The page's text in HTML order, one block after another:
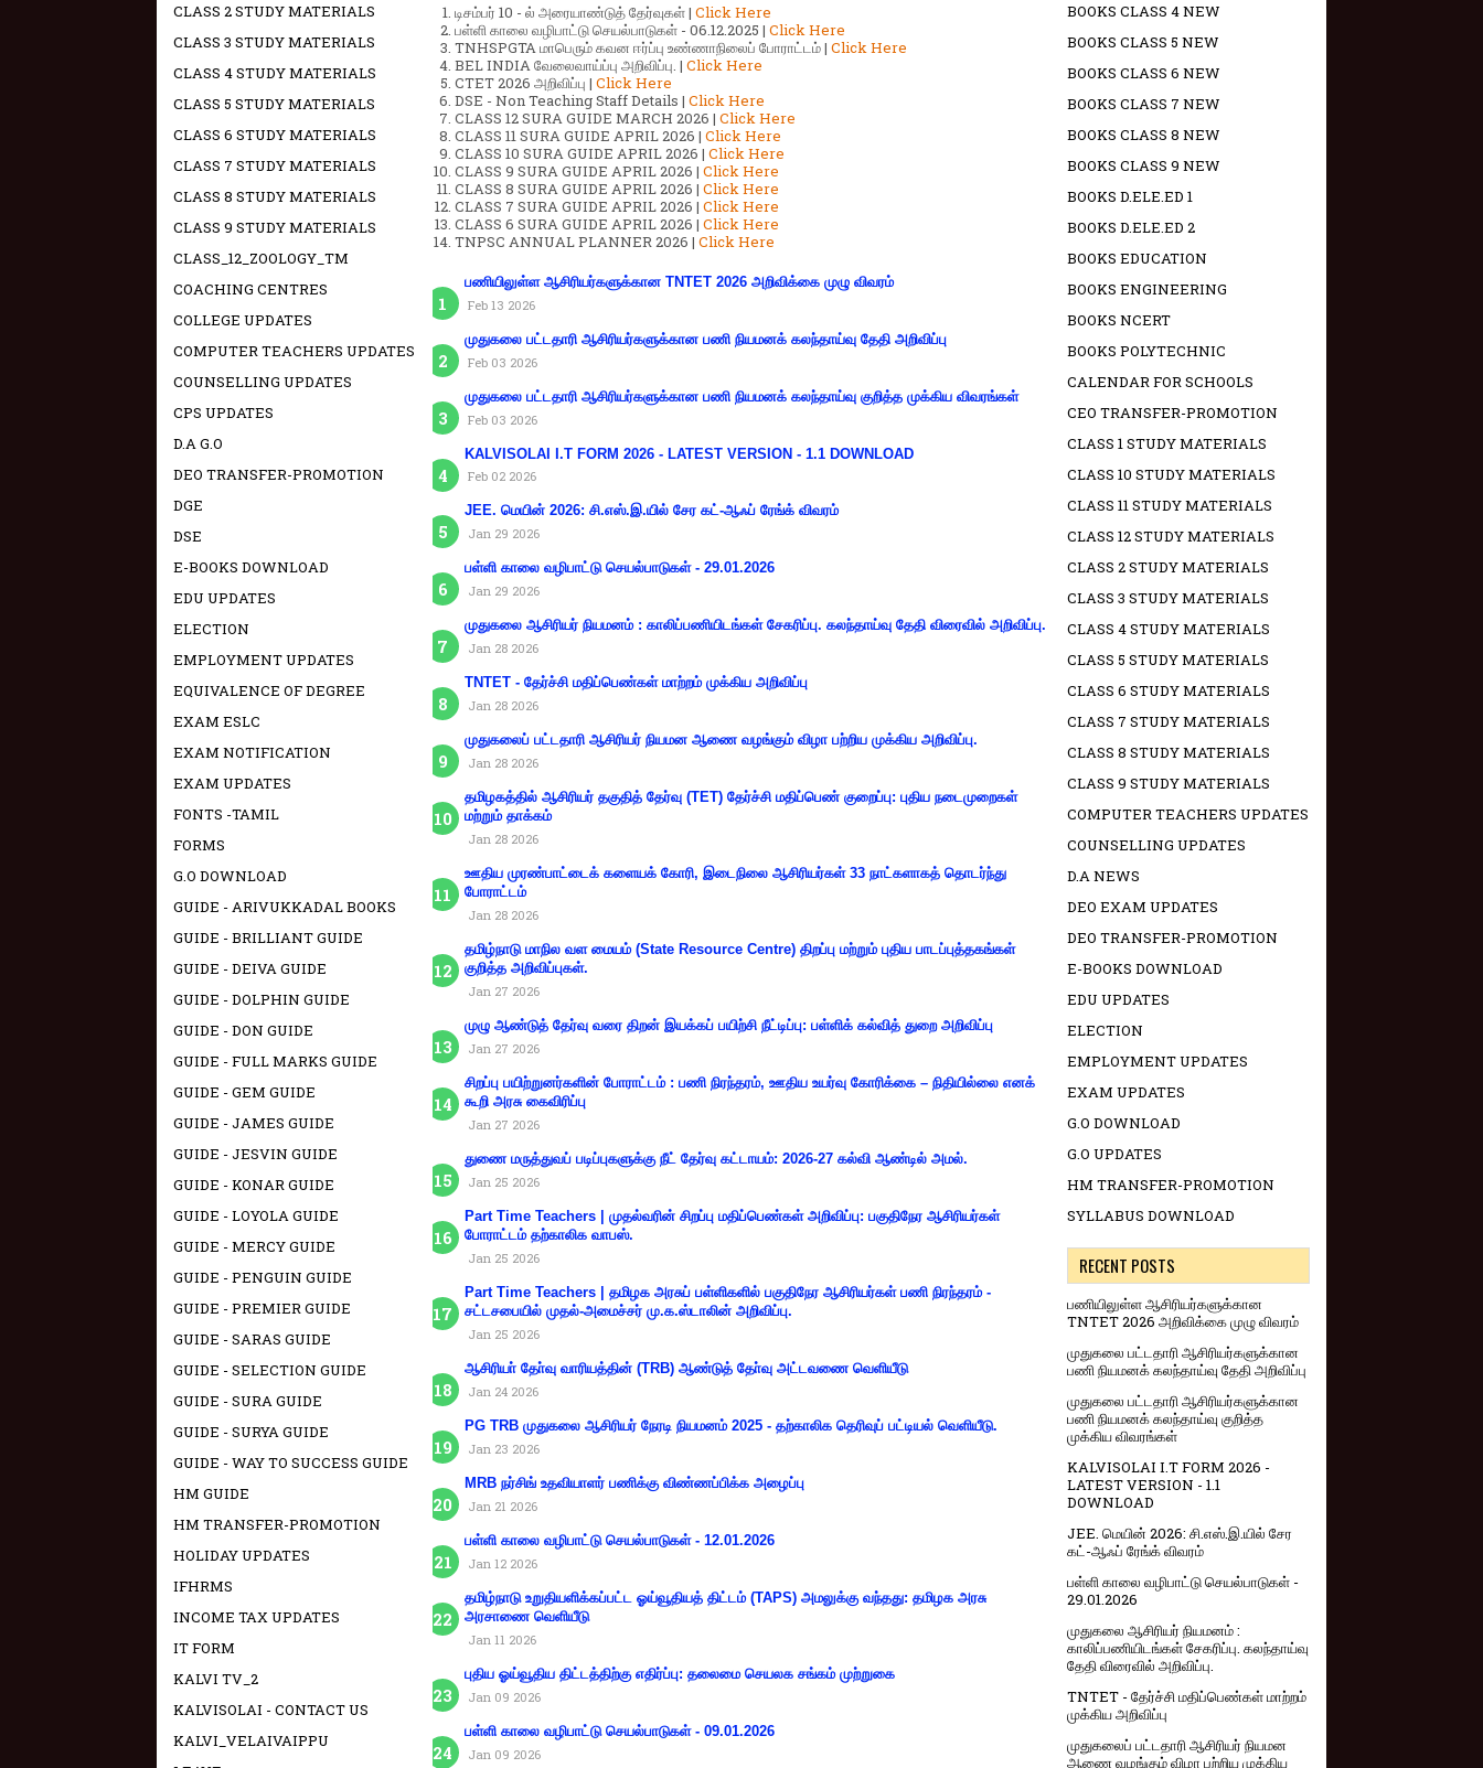
டிசம்பர் 10 - ல் அரையாண்டுத் தேர்வுகள் | Click Here
பள்ளி காலை வழிபாட்டு செயல்பாடுகள் - 06.12.2025 | Click Here
TNHSPGTA மாபெரும் கவன ஈர்ப்பு உண்ணாநிலைப் போராட்டம் | Click Here
BEL INDIA வேலைவாய்ப்பு அறிவிப்பு. | Click Here
CTET 2026 அறிவிப்பு | Click Here
DSE - Non Teaching Staff Details | Click Here
CLASS 12 SURA GUIDE MARCH 2026 | Click Here
CLASS 11 SURA GUIDE APRIL 2026 | Click Here
CLASS 10 SURA GUIDE APRIL 2026 | Click Here
CLASS 9 SURA GUIDE APRIL 2026 | Click Here
CLASS 8 SURA GUIDE APRIL 2026 | Click Here
CLASS 7 SURA GUIDE APRIL 2026 | Click Here
CLASS 6 SURA GUIDE APRIL 2026 | Click Here
TNPSC ANNUAL PLANNER 2026 | Click Here
பணியிலுள்ள ஆசிரியர்களுக்கான TNTET 2026 அறிவிக்கை முழு விவரம்
Feb 13 2026
முதுகலை பட்டதாரி ஆசிரியர்களுக்கான பணி நியமனக் கலந்தாய்வு தேதி அறிவிப்பு
Feb 03 2026
முதுகலை பட்டதாரி ஆசிரியர்களுக்கான பணி நியமனக் கலந்தாய்வு குறித்த முக்கிய விவரங்கள்
Feb 03 2026
KALVISOLAI I.T FORM 2026 - LATEST VERSION - 1.1 DOWNLOAD
Feb 02 2026
JEE. மெயின் 2026: சி.எஸ்.இ.யில் சேர கட்-ஆஃப் ரேங்க் விவரம்
Jan 29 2026
பள்ளி காலை வழிபாட்டு செயல்பாடுகள் - 29.01.2026
Jan 29 2026
முதுகலை ஆசிரியர் நியமனம் : காலிப்பணியிடங்கள் சேகரிப்பு. கலந்தாய்வு தேதி விரைவில் அறிவிப்பு.
Jan 28 2026
TNTET - தேர்ச்சி மதிப்பெண்கள் மாற்றம் முக்கிய அறிவிப்பு
Jan 28 2026
முதுகலைப் பட்டதாரி ஆசிரியர் நியமன ஆணை வழங்கும் விழா பற்றிய முக்கிய அறிவிப்பு.
Jan 28 2026
தமிழகத்தில் ஆசிரியர் தகுதித் தேர்வு (TET) தேர்ச்சி மதிப்பெண் குறைப்பு: புதிய நடைமுறைகள்
மற்றும் தாக்கம்
Jan 28 2026
ஊதிய முரண்பாட்டைக் களையக் கோரி, இடைநிலை ஆசிரியர்கள் 33 நாட்களாகத் தொடர்ந்து
போராட்டம்
Jan 28 2026
தமிழ்நாடு மாநில வள மையம் (State Resource Centre) திறப்பு மற்றும் புதிய பாடப்புத்தகங்கள்
குறித்த அறிவிப்புகள்.
Jan 27 2026
முழு ஆண்டுத் தேர்வு வரை திறன் இயக்கப் பயிற்சி நீட்டிப்பு: பள்ளிக் கல்வித் துறை அறிவிப்பு
Jan 27 2026
சிறப்பு பயிற்றுனர்களின் போராட்டம் : பணி நிரந்தரம், ஊதிய உயர்வு கோரிக்கை – நிதியில்லை எனக்
கூறி அரசு கைவிரிப்பு
Jan 27 2026
துணை மருத்துவப் படிப்புகளுக்கு நீட் தேர்வு கட்டாயம்: 2026-27 கல்வி ஆண்டில் அமல்.
Jan 25 2026
Part Time Teachers | முதல்வரின் சிறப்பு மதிப்பெண்கள் அறிவிப்பு: பகுதிநேர ஆசிரியர்கள்
போராட்டம் தற்காலிக வாபஸ்.
Jan 25 2026
Part Time Teachers | தமிழக அரசுப் பள்ளிகளில் பகுதிநேர ஆசிரியர்கள் பணி நிரந்தரம் -
சட்டசபையில் முதல்-அமைச்சர் மு.க.ஸ்டாலின் அறிவிப்பு.
Jan 25 2026
ஆசிரியா் தோ்வு வாரியத்தின் (TRB) ஆண்டுத் தோ்வு அட்டவணை வெளியீடு
Jan 24 2026
PG TRB முதுகலை ஆசிரியர் நேரடி நியமனம் 2025 - தற்காலிக தெரிவுப் பட்டியல் வெளியீடு.
Jan 23 2026
MRB நர்சிங் உதவியாளர் பணிக்கு விண்ணப்பிக்க அழைப்பு
Jan 21 2026
பள்ளி காலை வழிபாட்டு செயல்பாடுகள் - 12.01.2026
Jan 12 2026
தமிழ்நாடு உறுதியளிக்கப்பட்ட ஓய்வூதியத் திட்டம் (TAPS) அமலுக்கு வந்தது: தமிழக அரசு
அரசாணை வெளியீடு
Jan 11 2026
புதிய ஓய்வூதிய திட்டத்திற்கு எதிர்ப்பு: தலைமை செயலக சங்கம் முற்றுகை
Jan 09 2026
பள்ளி காலை வழிபாட்டு செயல்பாடுகள் - 09.01.2026
Jan 09 2026
CLASS 2 STUDY MATERIALS
CLASS 3 STUDY MATERIALS
CLASS 4 STUDY MATERIALS
CLASS 5 STUDY MATERIALS
CLASS 6 STUDY MATERIALS
CLASS 7 STUDY MATERIALS
CLASS 8 STUDY MATERIALS
CLASS 9 STUDY MATERIALS
CLASS_12_ZOOLOGY_TM
COACHING CENTRES
COLLEGE UPDATES
COMPUTER TEACHERS UPDATES
COUNSELLING UPDATES
CPS UPDATES
D.A G.O
DEO TRANSFER-PROMOTION
DGE
DSE
E-BOOKS DOWNLOAD
EDU UPDATES
ELECTION
EMPLOYMENT UPDATES
EQUIVALENCE OF DEGREE
EXAM ESLC
EXAM NOTIFICATION
EXAM UPDATES
FONTS -TAMIL
FORMS
G.O DOWNLOAD
GUIDE - ARIVUKKADAL BOOKS
GUIDE - BRILLIANT GUIDE
GUIDE - DEIVA GUIDE
GUIDE - DOLPHIN GUIDE
GUIDE - DON GUIDE
GUIDE - FULL MARKS GUIDE
GUIDE - GEM GUIDE
GUIDE - JAMES GUIDE
GUIDE - JESVIN GUIDE
GUIDE - KONAR GUIDE
GUIDE - LOYOLA GUIDE
GUIDE - MERCY GUIDE
GUIDE - PENGUIN GUIDE
GUIDE - PREMIER GUIDE
GUIDE - SARAS GUIDE
GUIDE - SELECTION GUIDE
GUIDE - SURA GUIDE
GUIDE - SURYA GUIDE
GUIDE - WAY TO SUCCESS GUIDE
HM GUIDE
HM TRANSFER-PROMOTION
HOLIDAY UPDATES
IFHRMS
INCOME TAX UPDATES
IT FORM
KALVI TV_2
KALVISOLAI - CONTACT US
KALVI_VELAIVAIPPU
BOOKS CLASS 4 NEW
BOOKS CLASS 5 NEW
BOOKS CLASS 6 NEW
BOOKS CLASS 7 NEW
BOOKS CLASS 8 NEW
BOOKS CLASS 9 NEW
BOOKS D.ELE.ED 1
BOOKS D.ELE.ED 2
BOOKS EDUCATION
BOOKS ENGINEERING
BOOKS NCERT
BOOKS POLYTECHNIC
CALENDAR FOR SCHOOLS
CEO TRANSFER-PROMOTION
CLASS 1 STUDY MATERIALS
CLASS 10 STUDY MATERIALS
CLASS 11 STUDY MATERIALS
CLASS 12 STUDY MATERIALS
CLASS 2 STUDY MATERIALS
CLASS 3 STUDY MATERIALS
CLASS 4 STUDY MATERIALS
CLASS 5 STUDY MATERIALS
CLASS 6 STUDY MATERIALS
CLASS 7 STUDY MATERIALS
CLASS 8 STUDY MATERIALS
CLASS 9 STUDY MATERIALS
COMPUTER TEACHERS UPDATES
COUNSELLING UPDATES
D.A NEWS
DEO EXAM UPDATES
DEO TRANSFER-PROMOTION
E-BOOKS DOWNLOAD
EDU UPDATES
ELECTION
EMPLOYMENT UPDATES
EXAM UPDATES
G.O DOWNLOAD
G.O UPDATES
HM TRANSFER-PROMOTION
SYLLABUS DOWNLOAD
RECENT POSTS
பணியிலுள்ள ஆசிரியர்களுக்கான
TNTET 2026 அறிவிக்கை முழு விவரம்
முதுகலை பட்டதாரி ஆசிரியர்களுக்கான
பணி நியமனக் கலந்தாய்வு தேதி அறிவிப்பு
முதுகலை பட்டதாரி ஆசிரியர்களுக்கான
பணி நியமனக் கலந்தாய்வு குறித்த
முக்கிய விவரங்கள்
KALVISOLAI I.T FORM 2026 -
LATEST VERSION - 1.1
DOWNLOAD
JEE. மெயின் 2026: சி.எஸ்.இ.யில் சேர
கட்-ஆஃப் ரேங்க் விவரம்
பள்ளி காலை வழிபாட்டு செயல்பாடுகள் -
29.01.2026
முதுகலை ஆசிரியர் நியமனம் :
காலிப்பணியிடங்கள் சேகரிப்பு. கலந்தாய்வு
தேதி விரைவில் அறிவிப்பு.
TNTET - தேர்ச்சி மதிப்பெண்கள் மாற்றம்
முக்கிய அறிவிப்பு
முதுகலைப் பட்டதாரி ஆசிரியர் நியமன
ஆணை வழங்கும் விழா பற்றிய முக்கிய